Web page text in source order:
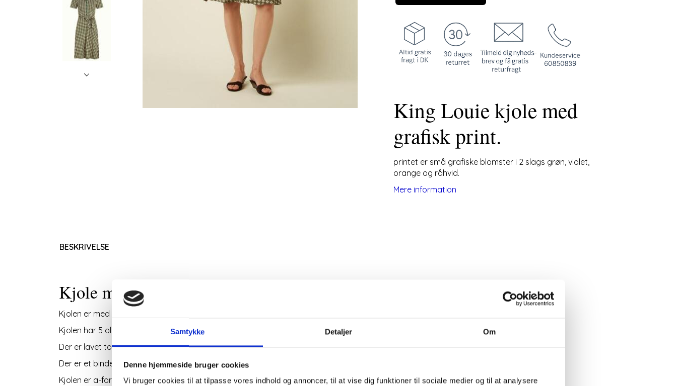
Samtykke Detaljer Om
Denne hjemmeside bruger cookies
Vi bruger cookies til at tilpasse vores indhold og annoncer, til at vise dig funktioner til sociale medier og til at analysere
King Louie kjole med
grafisk print.
printet er små grafiske blomster i 2 slags grøn, violet,
orange og råhvid.
Mere information
BESKRIVELSE
Kjole med krave og korte ærmer i grønne farver
Kjolen er med skjorte krave og v-formet halsåbning og korte ærmer.
Kjolen har 5 olivengrønne knapper og kan således knappes op ned til taljen.
Der er lavet to lodrette læg både foran og på ryggen. Hvilket markerer og giver en utrolig flor silhuet.
Der er et bindebånd i taljen i samme stof som resten af kjolen. Der er en skjult lomme i hver side.
Kjolen er a-formet fra taljen og ned. Foroven sidder kjolen let løst ind mod kroppen.